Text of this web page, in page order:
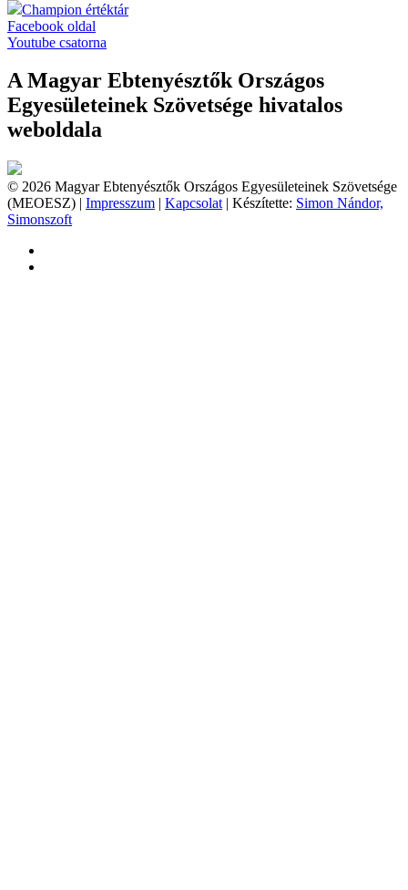
Champion értéktár
Facebook oldal
Youtube csatorna
A Magyar Ebtenyésztők Országos
Egyesületeinek Szövetsége hivatalos
weboldala
© 2026 Magyar Ebtenyésztők Országos Egyesületeinek Szövetsége
(MEOESZ) | Impresszum | Kapcsolat | Készítette: Simon Nándor,
Simonszoft